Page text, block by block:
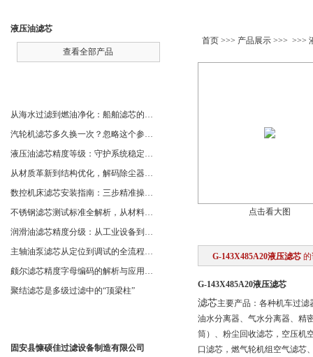
首页>>> 产品展示>>> >>>
点击看大图
G-143X485A20液压滤芯
G-143X485A20液压滤芯
滤芯主要产品：各种机车过
油水分离器、气水分离器、精
筒）、粉尘回收滤芯，空压机
口滤芯，燃气轮机组空气滤芯
液压油滤芯
查看全部产品
从海水过滤到燃油净化：船舶滤芯的多场景应用解析
汽轮机滤芯多久换一次？忽略这个参数，机组非停损失可能上百万！
液压油滤芯精度等级：守护系统稳定与寿命的“微米标尺”
从材质革新到结构优化，解码除尘器滤芯性能跃升的核心逻辑
数控机床滤芯安装指南：三步精准操作，杜绝设备“亚健康”
不锈钢滤芯测试标准全解析，从材料性能到应用场景的严苛验证
润滑油滤芯精度分级：从工业设备到精密系统的过滤密码
主轴油泵滤芯从定位到调试的全流程解析
颇尔滤芯精度字母编码的解析与应用指南
聚结滤芯是多级过滤中的“顶梁柱”
固安县慷硕佳过滤设备制造有限公司